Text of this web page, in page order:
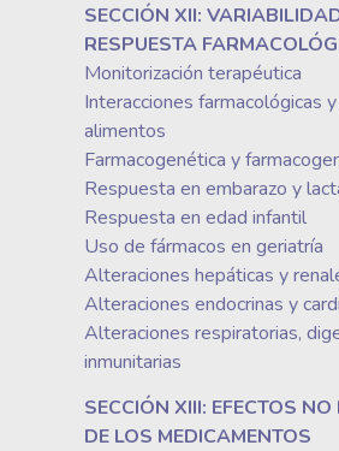
SECCIÓN XII:
RESPUESTA
Monitorización terapéutica
Interacciones farmacológicas
alimentos
Farmacogenética y
Respuesta en embarazo y
Respuesta en edad infantil
Uso de fármacos en geriatría
Alteraciones hepáticas y
Alteraciones endocrinas y
Alteraciones respiratorias,
inmunitarias
SECCIÓN XIII: EFECTOS
DE LOS MEDICAMENTOS